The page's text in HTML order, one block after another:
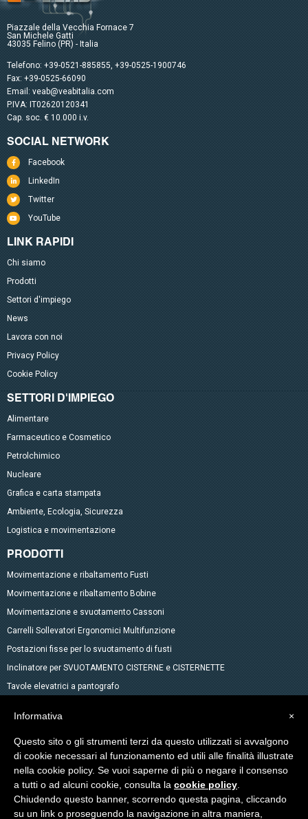
Piazzale della Vecchia Fornace 7
San Michele Gatti
43035 Felino (PR) - Italia
Telefono: +39-0521-885855, +39-0525-1900746
Fax: +39-0525-66090
Email: veab@veabitalia.com
P.IVA: IT02620120341
Cap. soc. € 10.000 i.v.
SOCIAL NETWORK
Facebook
LinkedIn
Twitter
YouTube
LINK RAPIDI
Chi siamo
Prodotti
Settori d'impiego
News
Lavora con noi
Privacy Policy
Cookie Policy
SETTORI D'IMPIEGO
Alimentare
Farmaceutico e Cosmetico
Petrolchimico
Nucleare
Grafica e carta stampata
Ambiente, Ecologia, Sicurezza
Logistica e movimentazione
PRODOTTI
Movimentazione e ribaltamento Fusti
Movimentazione e ribaltamento Bobine
Movimentazione e svuotamento Cassoni
Carrelli Sollevatori Ergonomici Multifunzione
Postazioni fisse per lo svuotamento di fusti
Inclinatore per SVUOTAMENTO CISTERNE e CISTERNETTE
Tavole elevatrici a pantografo
Transpallet elevatori
Altri prodotti a catalogo
Sollevamento di Materiale
Prodotti speciali
×
Informativa
Questo sito o gli strumenti terzi da questo utilizzati si avvalgono
di cookie necessari al funzionamento ed utili alle finalità illustrate
nella cookie policy. Se vuoi saperne di più o negare il consenso
a tutti o ad alcuni cookie, consulta la cookie policy
Chiudendo questo banner, scorrendo questa pagina, cliccando
su un link o proseguendo la navigazione in altra maniera,